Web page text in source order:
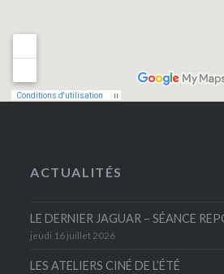
ACTUALITÉS
LE DERNIER JAGUAR – SÉANCE
jeudi 16 juillet 2026
LES ATELIERS CINÉ DE L’ÉTÉ